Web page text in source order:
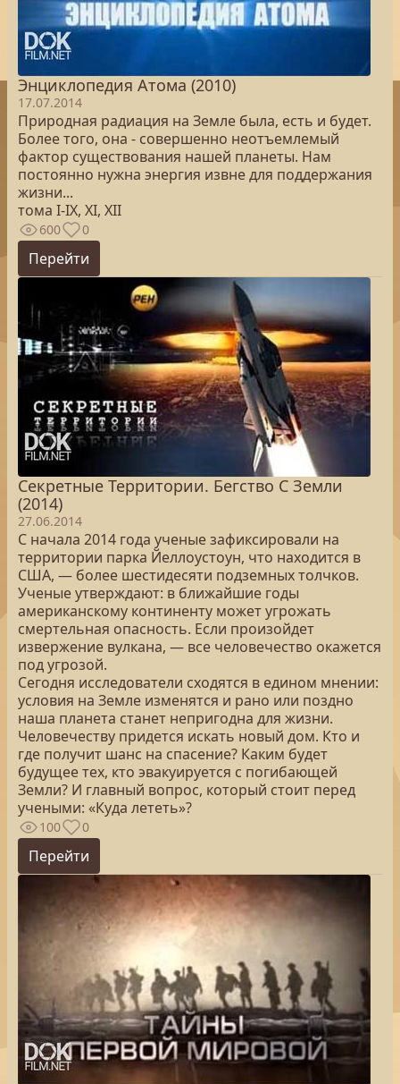
Энциклопедия Атома (2010)
17.07.2014
Природная радиация на Земле была, есть и будет.
Более того, она - совершенно неотъемлемый
фактор существования нашей планеты. Нам
постоянно нужна энергия извне для поддержания
жизни...
тома I-IX, XI, XII
600 0
Перейти
Секретные Территории. Бегство С Земли
(2014)
27.06.2014
С начала 2014 года ученые зафиксировали на
территории парка Йеллоустоун, что находится в
США, — более шестидесяти подземных толчков.
Ученые утверждают: в ближайшие годы
американскому континенту может угрожать
смертельная опасность. Если произойдет
извержение вулкана, — все человечество окажется
под угрозой.
Сегодня исследователи сходятся в едином мнении:
условия на Земле изменятся и рано или поздно
наша планета станет непригодна для жизни.
Человечеству придется искать новый дом. Кто и
где получит шанс на спасение? Каким будет
будущее тех, кто эвакуируется с погибающей
Земли? И главный вопрос, который стоит перед
учеными: «Куда лететь»?
100 0
Перейти